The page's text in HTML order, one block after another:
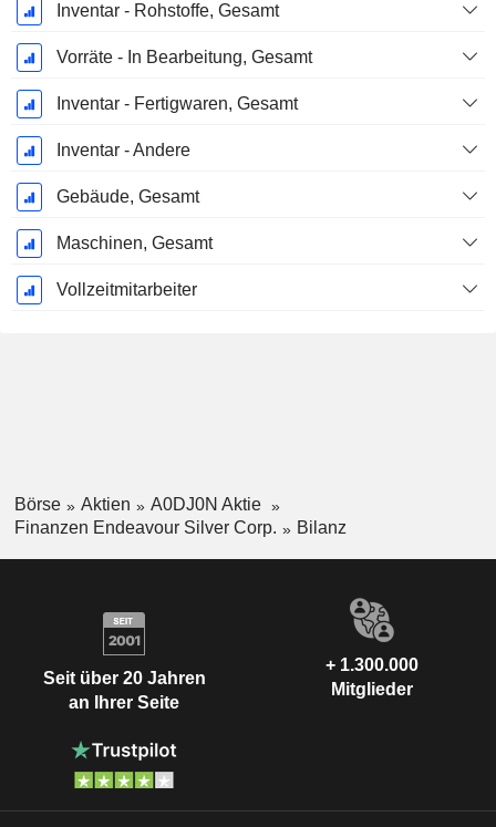
Inventar - Rohstoffe, Gesamt
Vorräte - In Bearbeitung, Gesamt
Inventar - Fertigwaren, Gesamt
Inventar - Andere
Gebäude, Gesamt
Maschinen, Gesamt
Vollzeitmitarbeiter
Börse Aktien
A0DJ0N Aktie
Finanzen Endeavour Silver Corp.
Bilanz
Seit über 20 Jahren
an Ihrer Seite
+ 1.300.000
Mitglieder